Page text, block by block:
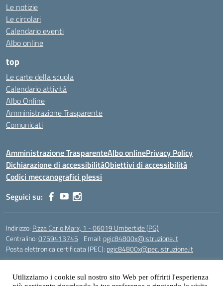
Le notizie
Le circolari
Calendario eventi
Albo online
top
Le carte della scuola
Calendario attività
Albo Online
Amministrazione Trasparente
Comunicati
Amministrazione TrasparenteAlbo onlinePrivacy Policy
Dichiarazione di accessibilitàObiettivi di accessibilità
Codici meccanografici plessi
Seguici su:
Indirizzo: P.zza Carlo Marx, 1 - 06019 Umbertide (PG)
Centralino:0759413745 Email: pgic84800x@istruzione.it
Posta elettronica certificata (PEC): pgic84800x@pec.istruzione.it
Codice meccanografico: PGIC84800X
Utilizziamo i cookie sul nostro sito Web per offrirti l'esperienza